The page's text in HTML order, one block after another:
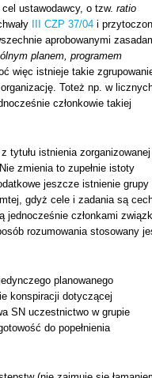
ustawodawcy, o tzw. ratio
III CZP 37/04 i
aprobowanymi
planem, programem
więc istnieje takie
Toteż np. w
członkowie takiej
tytułu istnienia zorganizowanej
zmienia to zupełnie istoty
jeszcze istnienie grupy
gdyż cele i zadania są
jednocześnie członkami
rozumowania stosowany
planowanego
konspiracji dotyczącej
SN uczestnictwo w grupie
do popełnienia